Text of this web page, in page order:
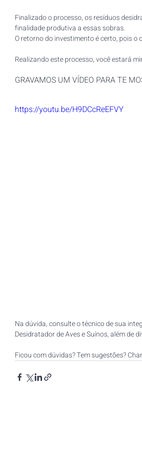
Finalizado o processo, os resíduos
finalidade produtiva a essas sobras.
O retorno do investimento é certo, pois
Realizando este processo, você estará
GRAVAMOS UM VÍDEO PARA TE
https://youtu.be/H9DCcReEFVY
Na dúvida, consulte o técnico de sua
Desidratador de Aves e Suínos, além de
Ficou com dúvidas? Tem sugestões?